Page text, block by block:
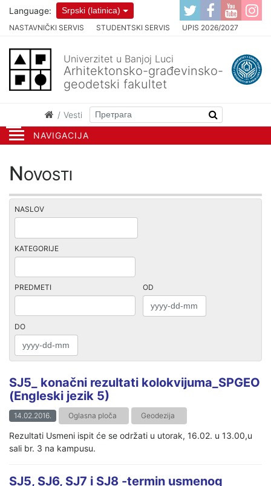
NAVIGACIJA
NASTAVNIČKI SERVIS STUDENTSKI SERVIS UPIS 2026/2027
Language: Srpski (latinica)
Univerzitet u Banjoj Luci
Arhitektonsko-građevinsko-
geodetski fakultet
Vesti
Novosti
NASLOV
KATEGORIJE
PREDMETI OD
DO
SJ5_ konačni rezultati kolokvijuma_SPGEO
(Engleski jezik 5)
14.02.2016. Oglasna ploča Geodezija
Rezultati Usmeni ispit će se održati u utorak, 16.02. u 13.00,u
sali br. 3 na kampusu.
SJ5, SJ6, SJ7 i SJ8 -termin usmenog